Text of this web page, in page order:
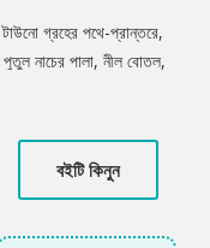
গ্রহের পথে-প্রান্তরে,
নাচের পালা, নীল বোতল,
ইমাম তাঁর এ রচনায় দারুন ৮টি
বাংলা শিশুসাহিত্য।
বইটি কিনুন